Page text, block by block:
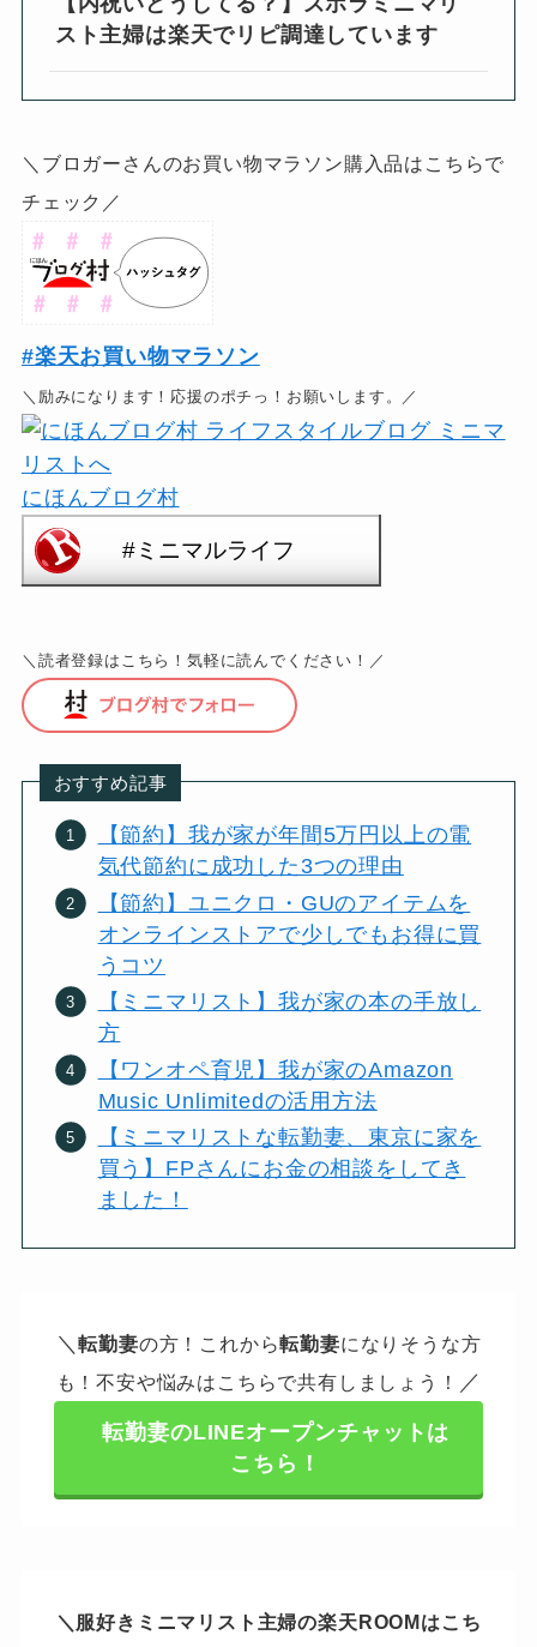
スト主婦は楽天でリピ調達しています
＼ブロガーさんのお買い物マラソン購入品はこちらで
チェック／
#楽天お買い物マラソン
＼励みになります！応援のポチっ！お願いします。／
にほんブログ村
＼読者登録はこちら！気軽に読んでください！／
おすすめ記事
【節約】我が家が年間5万円以上の電
気代節約に成功した3つの理由
【節約】ユニクロ・GUのアイテムを
オンラインストアで少しでもお得に買
うコツ
【ミニマリスト】我が家の本の手放し
方
【ワンオペ育児】我が家のAmazon
Music Unlimitedの活用方法
【ミニマリストな転勤妻、東京に家を
買う】FPさんにお金の相談をしてき
ました！
＼転勤妻の方！これから転勤妻になりそうな方
も！不安や悩みはこちらで共有しましょう！
／
転勤妻のLINEオープンチャットは
こちら！
＼服好きミニマリスト主婦の楽天ROOMはこち